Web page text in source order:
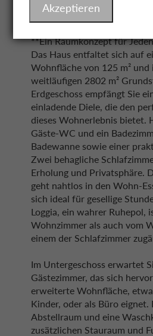
naturbelassene Umgebung
**Ein Raumkonzept für
Das Haus entfaltet sich auf
Wohnfläche von 125 m² und
weitläufigen 2802 m²
Erdgeschoss empfängt Sie
einladende Diele, die den
dieses Wohnerlebnis bietet.
Gäste-WC und ein
Badewanne sowie einer
Zwei behagliche
Erholung und Privatsphäre.
geht nahtlos in den Wohn-
sich ideal für gesellige
Loggia, ein wahrer Ruhepol,
Wohnzimmer als auch vom
einem der Schlafzimmer
Im Untergeschoss erwartet
Gästezimmer, das sich
erweiterte Wohnfläche,
Kinder, oder als Büro eignet.
Abstellraum und eine
zusätzlichen Stauraum und
Akzeptieren